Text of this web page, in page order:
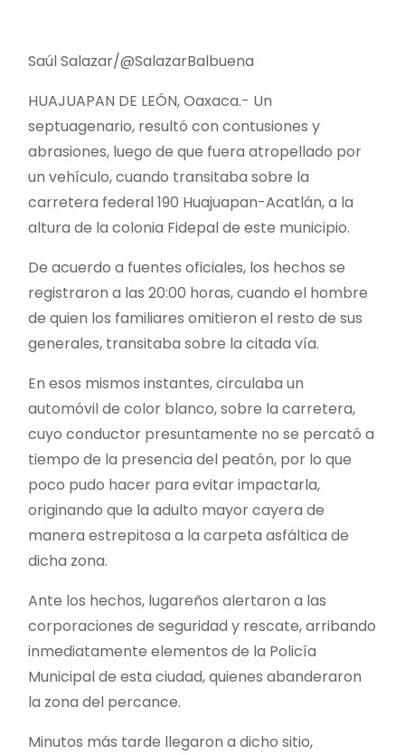
Saúl Salazar/@SalazarBalbuena
HUAJUAPAN DE LEÓN, Oaxaca.- Un
septuagenario, resultó con contusiones y
abrasiones, luego de que fuera atropellado por
un vehículo, cuando transitaba sobre la
carretera federal 190 Huajuapan-Acatlán, a la
altura de la colonia Fidepal de este municipio.
De acuerdo a fuentes oficiales, los hechos se
registraron a las 20:00 horas, cuando el hombre
de quien los familiares omitieron el resto de sus
generales, transitaba sobre la citada vía.
En esos mismos instantes, circulaba un
automóvil de color blanco, sobre la carretera,
cuyo conductor presuntamente no se percató a
tiempo de la presencia del peatón, por lo que
poco pudo hacer para evitar impactarla,
originando que la adulto mayor cayera de
manera estrepitosa a la carpeta asfáltica de
dicha zona.
Ante los hechos, lugareños alertaron a las
corporaciones de seguridad y rescate, arribando
inmediatamente elementos de la Policía
Municipal de esta ciudad, quienes abanderaron
la zona del percance.
Minutos más tarde llegaron a dicho sitio,